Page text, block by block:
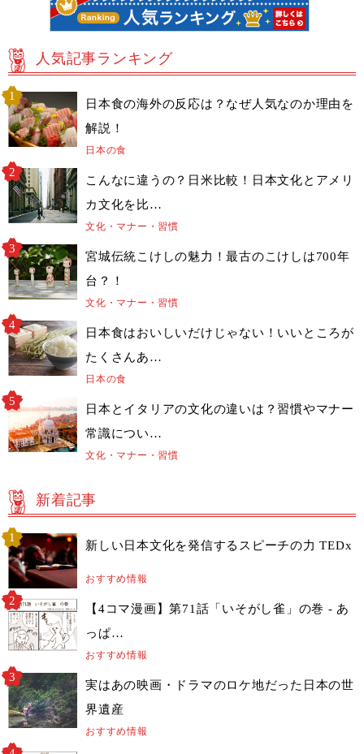
人気記事ランキング
日本食の海外の反応は？なぜ人気なのか理由を
解説！
日本の食
こんなに違うの？日米比較！日本文化とアメリ
カ文化を比…
文化・マナー・習慣
宮城伝統こけしの魅力！最古のこけしは700年
台？！
文化・マナー・習慣
日本食はおいしいだけじゃない！いいところが
たくさんあ…
日本の食
日本とイタリアの文化の違いは？習慣やマナー
常識につい…
文化・マナー・習慣
新着記事
新しい日本文化を発信するスピーチの力 TEDx
おすすめ情報
【4コマ漫画】第71話「いそがし雀」の巻 - あ
っぱ…
おすすめ情報
実はあの映画・ドラマのロケ地だった日本の世
界遺産
おすすめ情報